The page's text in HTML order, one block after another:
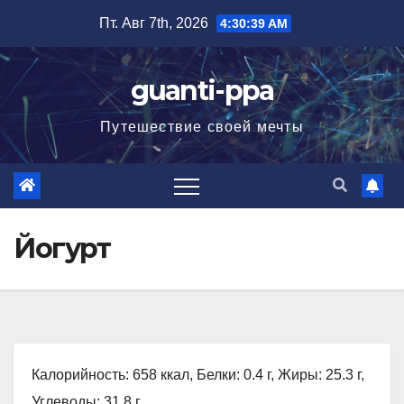
содержимому
Пт. Авг 7th, 2026 4:30:41 AM
guanti-ppa
Путешествие своей мечты
Йогурт
Калорийность: 658 ккал, Белки: 0.4 г, Жиры: 25.3 г,